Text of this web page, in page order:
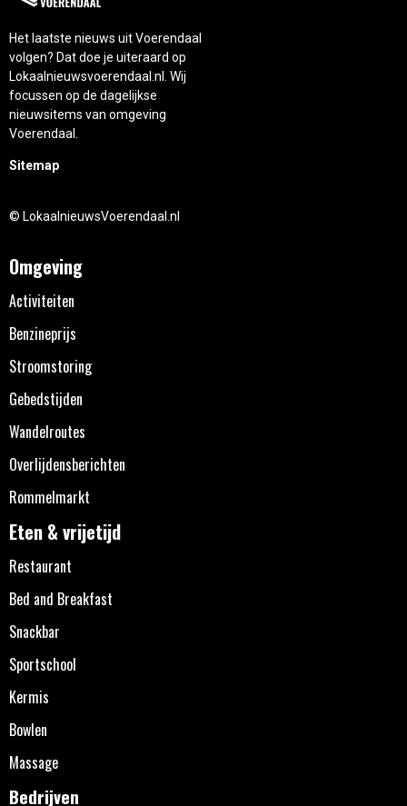
Het laatste nieuws uit Voerendaal
volgen? Dat doe je uiteraard op
Lokaalnieuwsvoerendaal.nl. Wij
focussen op de dagelijkse
nieuwsitems van omgeving
Voerendaal.
Sitemap
© LokaalnieuwsVoerendaal.nl
Omgeving
Activiteiten
Benzineprijs
Stroomstoring
Gebedstijden
Wandelroutes
Overlijdensberichten
Rommelmarkt
Eten & vrijetijd
Restaurant
Bed and Breakfast
Snackbar
Sportschool
Kermis
Bowlen
Massage
Bedrijven